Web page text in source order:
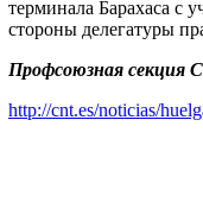
терминала Барахаса с
стороны делегатуры
Профсоюзная секция
http://cnt.es/noticias/